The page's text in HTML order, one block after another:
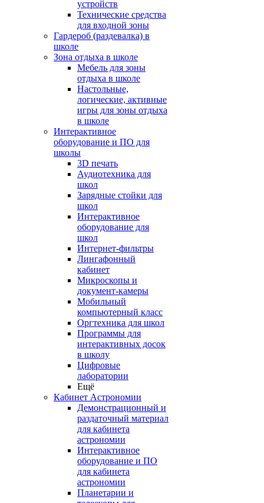
устройств
Технические средства
для входной зоны
Гардероб (раздевалка) в
школе
Зона отдыха в школе
Мебель для зоны
отдыха в школе
Настольные,
логические, активные
игры для зоны отдыха
в школе
Интерактивное
оборудование и ПО для
школы
3D печать
Аудиотехника для
школ
Зарядные стойки для
школ
Интерактивное
оборудование для
школ
Интернет-фильтры
Лингафонный
кабинет
Микроскопы и
документ-камеры
Мобильный
компьютерный класс
Оргтехника для школ
Программы для
интерактивных досок
в школу
Цифровые
лаборатории
Ещё
Кабинет Астрономии
Демонстрационный и
раздаточный материал
для кабинета
астрономии
Интерактивное
оборудование и ПО
для кабинета
астрономии
Планетарии и